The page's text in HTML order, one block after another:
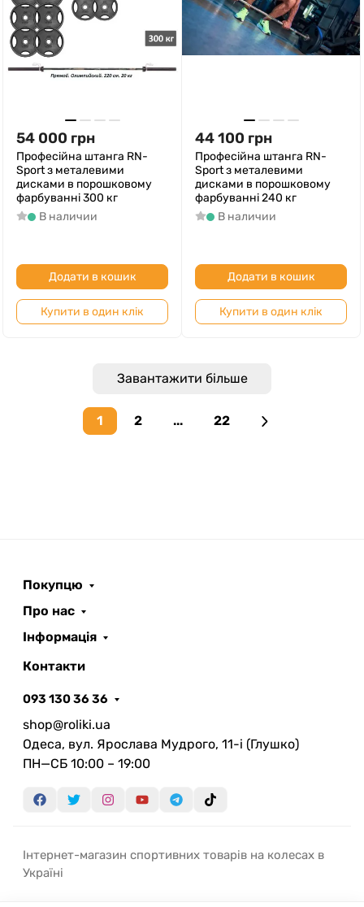
54 000 грн
Професійна штанга RN-
Sport з металевими
дисками в порошковому
фарбуванні 300 кг
В наличии
Додати в кошик
Купити в один клік
44 100 грн
Професійна штанга RN-
Sport з металевими
дисками в порошковому
фарбуванні 240 кг
В наличии
Додати в кошик
Купити в один клік
Завантажити більше
1 2 ... 22
Next page
Покупцю
Про нас
Інформація
Контакти
093 130 36 36
shop@roliki.ua
Одеса, вул. Ярослава Мудрого, 11-i (Глушко)
ПН—СБ 10:00 – 19:00
Інтернет-магазин спортивних товарів на колесах в
Україні